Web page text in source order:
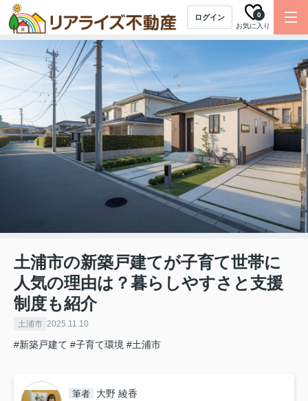
ログイン
お気に入り
0
土浦市の新築戸建てが子育て世帯に
人気の理由は？暮らしやすさと支援
制度も紹介
土浦市 2025.11.10
#新築戸建て #子育て環境 #土浦市
筆者 大野 綾香